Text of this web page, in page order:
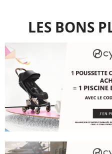
LES BONS